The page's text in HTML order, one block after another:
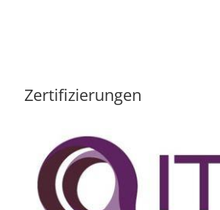
Zertifizierungen